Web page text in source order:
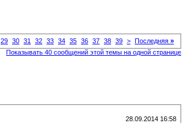
29 30 31 32 33 34 35 36 37 38 39 > Последняя »
Показывать 40 сообщений этой темы на одной странице
28.09.2014 16:58